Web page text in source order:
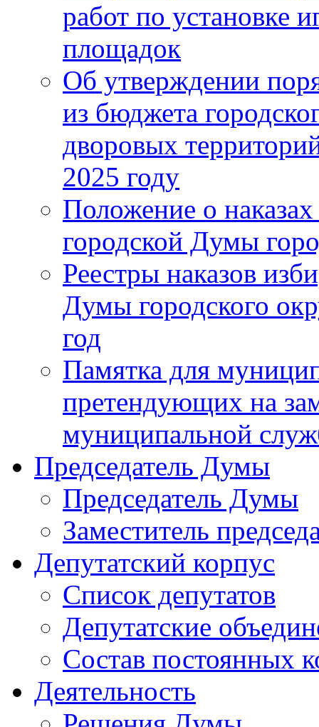
работ по установке
площадок
Об утверждении
из бюджета
дворовых
2025 году
Положение о
городской Думы
Реестры наказов
Думы городского
год
Памятка для
претендующих на
муниципальной
Председатель Думы
Председатель Думы
Заместитель
Депутатский корпус
Список депутатов
Депутатские
Состав постоянных
Деятельность